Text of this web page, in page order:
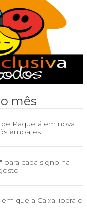
mês
Paquetá em nova
empates
para cada signo na
em que a Caixa libera o